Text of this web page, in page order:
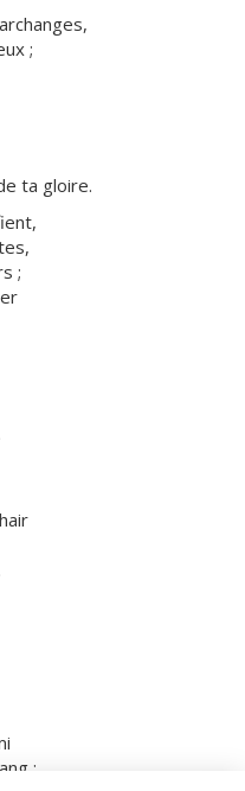
;
ta gloire.
;
: